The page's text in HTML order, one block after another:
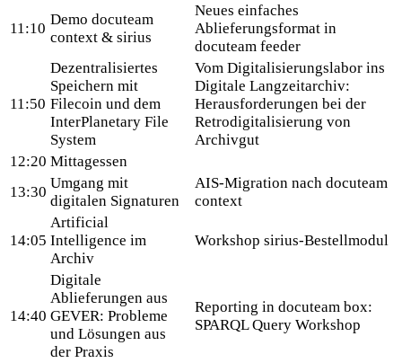
11:10
Demo docuteam
context & sirius
Neues einfaches
Ablieferungsformat in
docuteam feeder
11:50
Dezentralisiertes
Speichern mit
Filecoin und dem
InterPlanetary File
System
Vom Digitalisierungslabor ins
Digitale Langzeitarchiv:
Herausforderungen bei der
Retrodigitalisierung von
Archivgut
12:20 Mittagessen
13:30
Umgang mit
digitalen Signaturen
AIS-Migration nach docuteam
context
14:05
Artificial
Intelligence im
Archiv
Workshop sirius-Bestellmodul
14:40
Digitale
Ablieferungen aus
GEVER: Probleme
und Lösungen aus
der Praxis
Reporting in docuteam box:
SPARQL Query Workshop